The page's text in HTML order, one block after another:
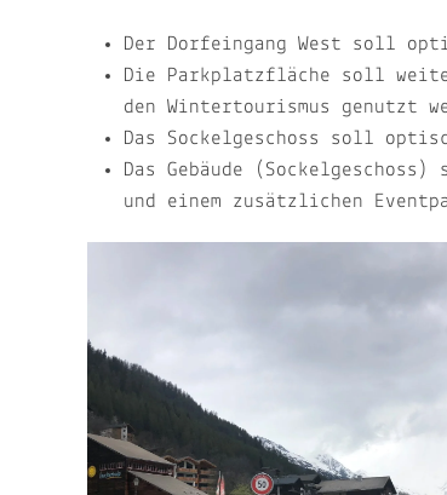
Der Dorfeingang West soll
Die Parkplatzfläche soll
den Wintertourismus genutzt
Das Sockelgeschoss soll
Das Gebäude
und einem zusätzlichen